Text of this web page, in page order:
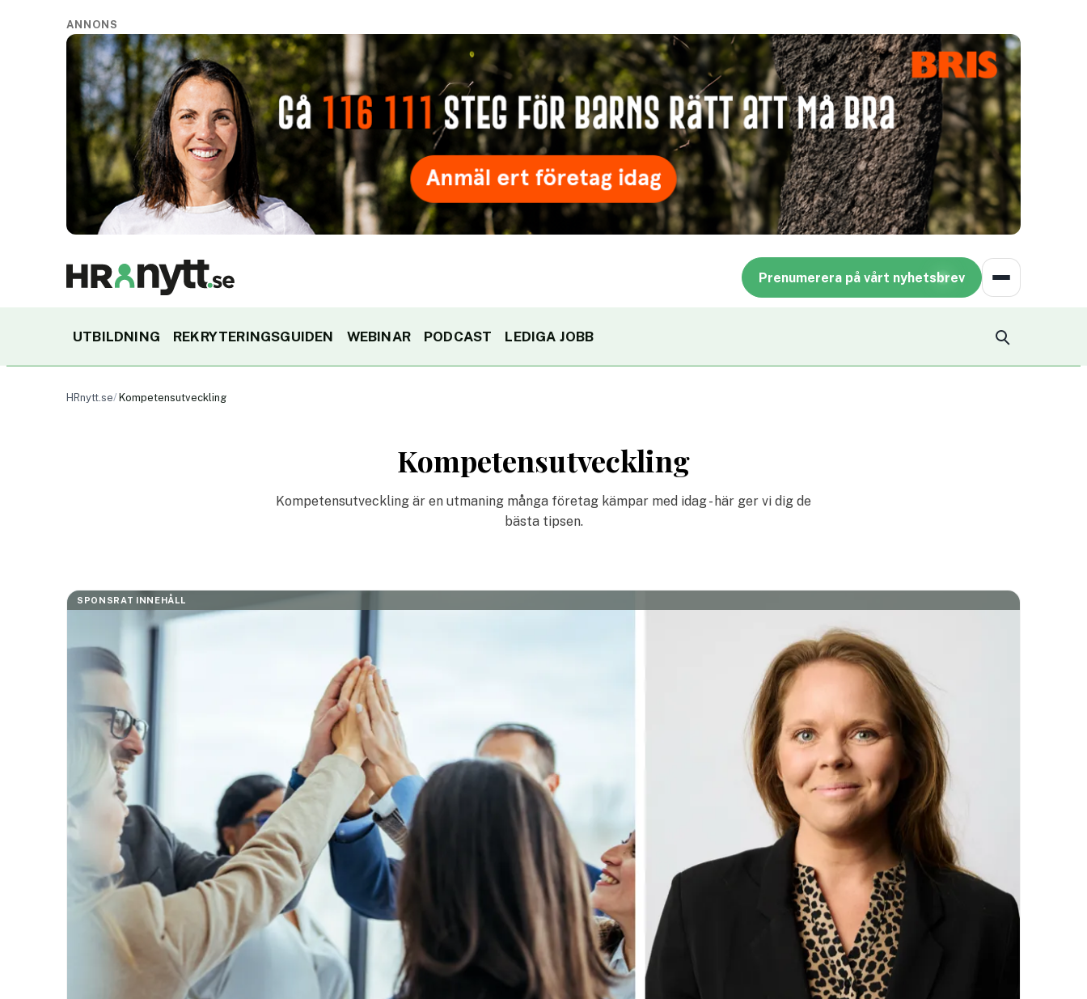
ANNONS
Prenumerera på vårt nyhetsbrev
UTBILDNING REKRYTERINGSGUIDEN WEBINAR PODCAST LEDIGA JOBB
HRnytt.se Kompetensutveckling
Kompetensutveckling
Kompetensutveckling är en utmaning många företag kämpar med idag - här ger vi dig de
bästa tipsen.
SPONSRAT INNEHÅLL